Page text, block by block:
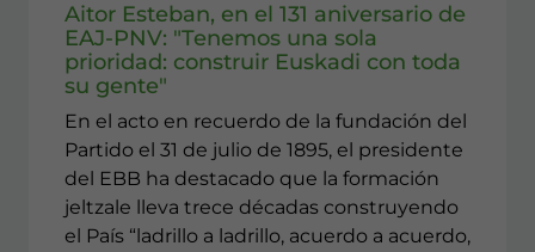
Aitor Esteban, en el 131 aniversario de
EAJ-PNV: "Tenemos una sola
prioridad: construir Euskadi con toda
su gente"
En el acto en recuerdo de la fundación del
Partido el 31 de julio de 1895, el presidente
del EBB ha destacado que la formación
jeltzale lleva trece décadas construyendo
el País “ladrillo a ladrillo, acuerdo a acuerdo,